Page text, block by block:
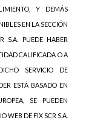
Y DEMÁS
EN LA SECCIÓN
S.A. PUEDE HABER
CALIFICADA O A
SERVICIO DE
ESTÁ BASADO EN
SE PUEDEN
WEB DE FIX SCR S.A.